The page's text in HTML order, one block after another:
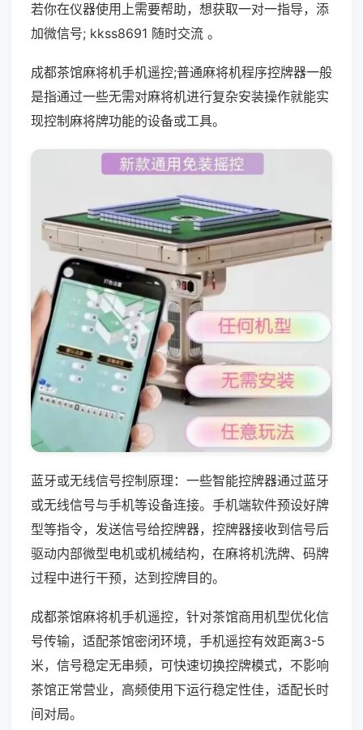
若你在仪器使用上需要帮助，想获取一对一指导，添
加微信号; kkss8691 随时交流 。
成都茶馆麻将机手机遥控;普通麻将机程序控牌器一般
是指通过一些无需对麻将机进行复杂安装操作就能实
现控制麻将牌功能的设备或工具。
蓝牙或无线信号控制原理：一些智能控牌器通过蓝牙
或无线信号与手机等设备连接。手机端软件预设好牌
型等指令，发送信号给控牌器，控牌器接收到信号后
驱动内部微型电机或机械结构，在麻将机洗牌、码牌
过程中进行干预，达到控牌目的。
成都茶馆麻将机手机遥控，针对茶馆商用机型优化信
号传输，适配茶馆密闭环境，手机遥控有效距离3-5
米，信号稳定无串频，可快速切换控牌模式，不影响
茶馆正常营业，高频使用下运行稳定性佳，适配长时
间对局。